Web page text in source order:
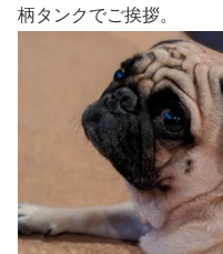
柄タンクでご挨拶。